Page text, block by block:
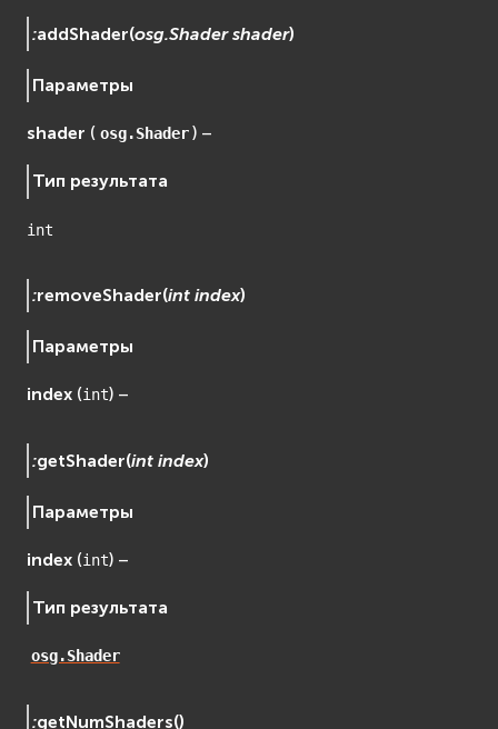
Фаиловая система (File System)
fs
Сеть (Network)
:addShader(osg.Shader shader)
Параметры
shader ( osg.Shader ) –
Тип результата
int
:removeShader(int index)
Параметры
index (int) –
:getShader(int index)
Параметры
index (int) –
Тип результата
osg.Shader
:getNumShaders()